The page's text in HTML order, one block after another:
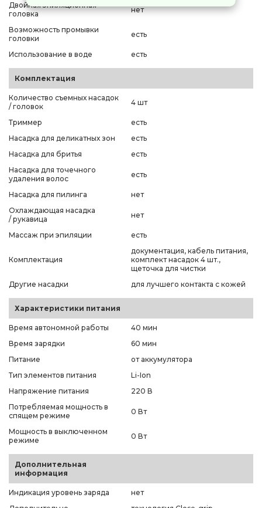
Двойная эпиляционная
головка
нет
Возможность промывки
головки
есть
Использование в воде есть
Комплектация
Количество съемных насадок
/ головок
4 шт
Триммер
есть
Насадка для деликатных зон
есть
Насадка для бритья
есть
Насадка для точечного
удаления волос
есть
Насадка для пилинга
нет
Охлаждающая насадка
/ рукавица
нет
Массаж при эпиляции есть
Комплектация
документация, кабель питания,
комплект насадок 4 шт.,
щеточка для чистки
Другие насадки
для лучшего контакта с кожей
Характеристики питания
Время автономной работы
40 мин
Время зарядки
60 мин
Питание
от аккумулятора
Тип элементов питания
Li-Ion
Напряжение питания
220 В
Потребляемая мощность в
спящем режиме
0 Вт
Мощность в выключенном
режиме
0 Вт
Дополнительная
информация
Индикация уровень заряда
нет